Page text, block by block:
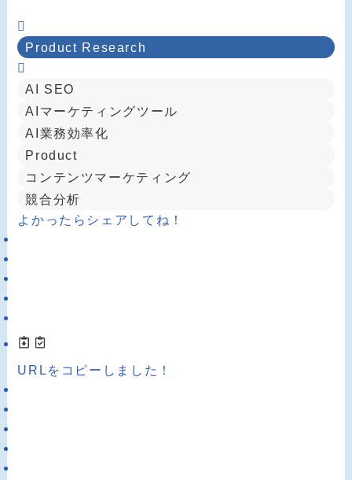
Product Research
AI SEO
AIマーケティングツール
AI業務効率化
Product
コンテンツマーケティング
競合分析
よかったらシェアしてね！
URLをコピーしました！